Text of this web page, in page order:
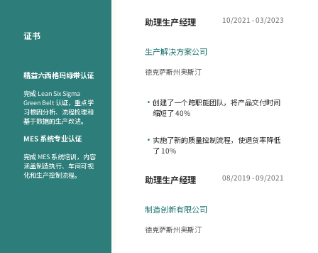
证书
精益六西格玛绿带认证
完成 Lean Six Sigma
Green Belt 认证，重点学
习根因分析、流程梳理和
基于数据的生产改进。
MES 系统专业认证
完成 MES 系统培训，内容
涵盖制造执行、车间可视
化和生产控制流程。
助理生产经理 10/2021 - 03/2023
生产解决方案公司
德克萨斯州奥斯汀
• 创建了一个跨职能团队，将产品交付时间
缩短了 40%
• 实施了新的质量控制流程，使退货率降低
了 10%
助理生产经理 08/2019 - 09/2021
制造创新有限公司
德克萨斯州奥斯汀